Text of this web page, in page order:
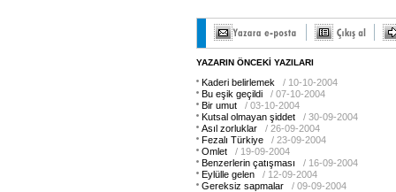
YAZARIN ÖNCEKİ YAZILARI
Kaderi belirlemek
/ 10-10-2004
Bu eşik geçildi
/ 07-10-2004
Bir umut
/ 03-10-2004
Kutsal olmayan şiddet
/ 30-09-2004
Asıl zorluklar
/ 26-09-2004
Fezalı Türkiye
/ 23-09-2004
Omlet
/ 19-09-2004
Benzerlerin çatışması
/ 16-09-2004
Eylülle gelen
/ 12-09-2004
Gereksiz sapmalar
/ 09-09-2004